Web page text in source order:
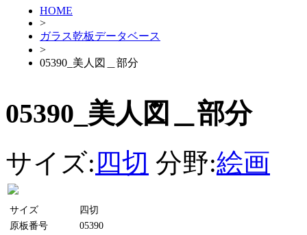
HOME
>
ガラス乾板データベース
>
05390_美人図＿部分
05390_美人図＿部分
サイズ: 四切 分野:絵画
サイズ
四切
原板番号
05390